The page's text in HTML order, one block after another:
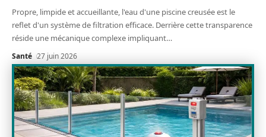
Propre, limpide et accueillante, l'eau d'une piscine creusée est le
reflet d'un système de filtration efficace. Derrière cette transparence
réside une mécanique complexe impliquant…
Santé 27 juin 2026